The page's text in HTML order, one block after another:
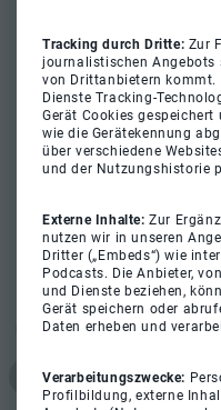
Tracking durch Dritte: Zur
journalistischen Angebots
von Drittanbietern kommt.
Dienste Tracking-
Gerät Cookies
wie die Gerätekennung
über verschiedene
und der Nutzungshistorie
Externe Inhalte:Zur
nutzen wir in unseren
Dritter („Embeds“) wie
Podcasts. Die Anbieter,
und Dienste beziehen,
Gerät speichern oder
Daten erheben und
Verarbeitungszwecke:
Profilbildung, externe